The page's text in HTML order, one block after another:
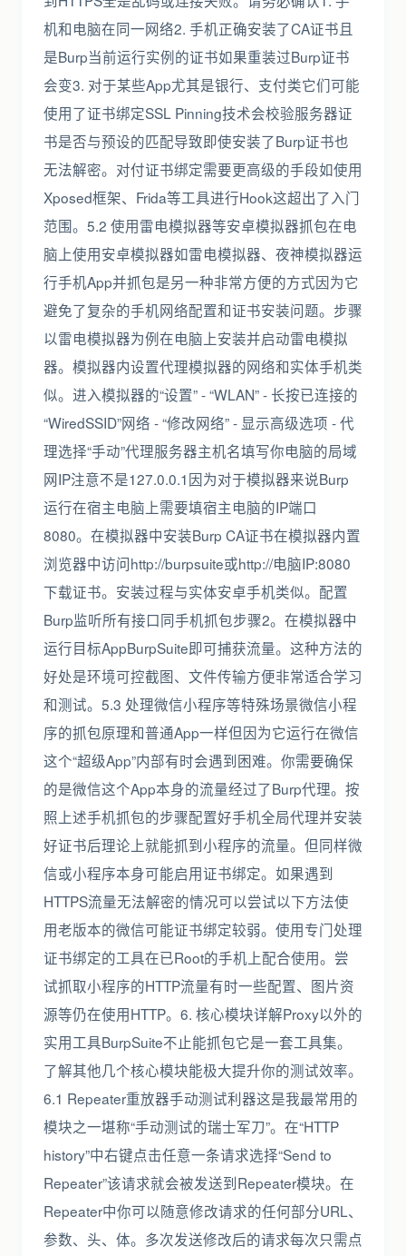
机和电脑在同一网络2. 手机正确安装了CA证书且
是Burp当前运行实例的证书如果重装过Burp证书
会变3. 对于某些App尤其是银行、支付类它们可能
使用了证书绑定SSL Pinning技术会校验服务器证
书是否与预设的匹配导致即使安装了Burp证书也
无法解密。对付证书绑定需要更高级的手段如使用
Xposed框架、Frida等工具进行Hook这超出了入门
范围。5.2 使用雷电模拟器等安卓模拟器抓包在电
脑上使用安卓模拟器如雷电模拟器、夜神模拟器运
行手机App并抓包是另一种非常方便的方式因为它
避免了复杂的手机网络配置和证书安装问题。步骤
以雷电模拟器为例在电脑上安装并启动雷电模拟
器。模拟器内设置代理模拟器的网络和实体手机类
似。进入模拟器的“设置” - “WLAN” - 长按已连接的
“WiredSSID”网络 - “修改网络” - 显示高级选项 - 代
理选择“手动”代理服务器主机名填写你电脑的局域
网IP注意不是127.0.0.1因为对于模拟器来说Burp
运行在宿主电脑上需要填宿主电脑的IP端口
8080。在模拟器中安装Burp CA证书在模拟器内置
浏览器中访问http://burpsuite或http://电脑IP:8080
下载证书。安装过程与实体安卓手机类似。配置
Burp监听所有接口同手机抓包步骤2。在模拟器中
运行目标AppBurpSuite即可捕获流量。这种方法的
好处是环境可控截图、文件传输方便非常适合学习
和测试。5.3 处理微信小程序等特殊场景微信小程
序的抓包原理和普通App一样但因为它运行在微信
这个“超级App”内部有时会遇到困难。你需要确保
的是微信这个App本身的流量经过了Burp代理。按
照上述手机抓包的步骤配置好手机全局代理并安装
好证书后理论上就能抓到小程序的流量。但同样微
信或小程序本身可能启用证书绑定。如果遇到
HTTPS流量无法解密的情况可以尝试以下方法使
用老版本的微信可能证书绑定较弱。使用专门处理
证书绑定的工具在已Root的手机上配合使用。尝
试抓取小程序的HTTP流量有时一些配置、图片资
源等仍在使用HTTP。6. 核心模块详解Proxy以外的
实用工具BurpSuite不止能抓包它是一套工具集。
了解其他几个核心模块能极大提升你的测试效率。
6.1 Repeater重放器手动测试利器这是我最常用的
模块之一堪称“手动测试的瑞士军刀”。在“HTTP
history”中右键点击任意一条请求选择“Send to
Repeater”该请求就会被发送到Repeater模块。在
Repeater中你可以随意修改请求的任何部分URL、
参数、头、体。多次发送修改后的请求每次只需点